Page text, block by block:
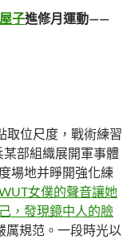
子進修月運動——
取位尺度，戰術練習
部組織展開軍事體
場地并睜開強化練
女僕的聲音讓她
，發現鏡中人的臉
厲規范。一段時光以